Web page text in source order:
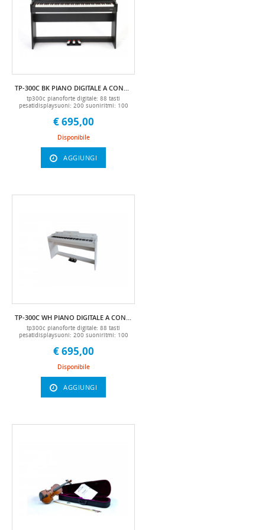
casio, sa46, sa47, sa48, giocattolo, usb,
studente, bambino, infante, sa46a, sa47a,
sa48a, studentello, iniziare, inizio, tastiera,
tastiere, keyboard, tasti, strumenti, a, tasto,
tastierista, tastieristi, music, arranger,
pianola, tastiera, telefono per anziani,
pk48, mls6682, 6682, mls6682, miles,
TP-300C BK PIANO DIGITALE A CONSOLLE TECHNOPIANO
tp300c pianoforte digitale: 88 tasti
pesatidisplaysuoni: 200 suoniritmi: 100
vociconnettività bluetooth (per invio basi o
audio di metodi didattici da smartphone,
tablet, pc...)set di memoria, set di 4 set di
memoriametronomo: possibilità di scelta
tra 9 suddivisioni ritmichecontrollo del
tempo: totale 220（30-250)controllo
trasposizione: intervallo “+/-12”controllo
usb posteriore: per il collegamento al
computer usb frontale: per riprodurre i
file mp3 tramite pendrive ingresso/uscita
midiingresso/uscita audio in & out
controllo del volume2 uscite jack per
cuffiealtoparlante: sistema 2x15winclude:
pianoforte digitale con mobile, consolle,
piano da casa, pianino, economico,
completo, studio
€ 695,00
Disponibile
AGGIUNGI
TP-300C WH PIANO DIGITALE A CONSOLLE TECHNOPIANO
tp300c pianoforte digitale: 88 tasti
pesatidisplaysuoni: 200 suoniritmi: 100
vociconnettività bluetooth (per invio basi o
audio di metodi didattici da smartphone,
tablet, pc...)set di memoria, set di 4 set di
memoriametronomo: possibilità di scelta
tra 9 suddivisioni ritmichecontrollo del
tempo: totale 220（30-250)controllo
trasposizione: intervallo “+/-12”controllo
file mp3 tramite pendrive ingresso/uscita
midiingresso/uscita audio in & out
controllo del volume2 uscite jack per
cuffiealtoparlante: sistema 2x15winclude:
adattatore e manuale (italiano e
inglese)dimensioni: 135 x 36 x 79
€ 695,00
Disponibile
AGGIUNGI